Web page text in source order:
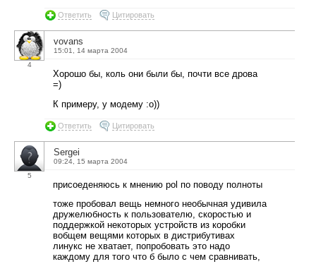
Ответить Цитировать
4
vovans
15:01, 14 марта 2004
Хорошо бы, коль они были бы, почти все дрова
=)
К примеру, у модему :о))
Ответить Цитировать
5
Sergei
09:24, 15 марта 2004
присоеденяюсь к мнению pol по поводу полноты
тоже пробовал вещь немного необычная удивила
дружелюбность к пользователю, скоростью и
поддержкой некоторых устройств из коробки
вобщем вещями которых в дистрибутивах
линукс не хватает, попробовать это надо
каждому для того что б было с чем сравнивать,